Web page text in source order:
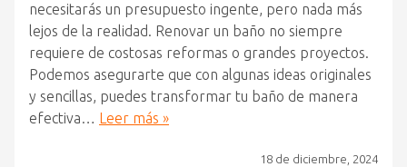
necesitarás un presupuesto ingente, pero nada más
lejos de la realidad. Renovar un baño no siempre
requiere de costosas reformas o grandes proyectos.
Podemos asegurarte que con algunas ideas originales
y sencillas, puedes transformar tu baño de manera
efectiva…
Leer más »
18 de diciembre, 2024